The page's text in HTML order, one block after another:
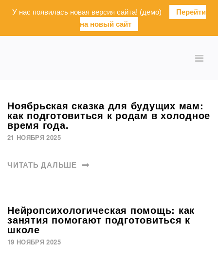
У нас появилась новая версия сайта! (демо)
Перейти
на новый сайт
Ноябрьская сказка для будущих мам:
как подготовиться к родам в холодное
время года.
21 НОЯБРЯ 2025
ЧИТАТЬ ДАЛЬШЕ
Нейропсихологическая помощь: как
занятия помогают подготовиться к
школе
19 НОЯБРЯ 2025